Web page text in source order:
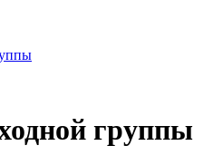
группы